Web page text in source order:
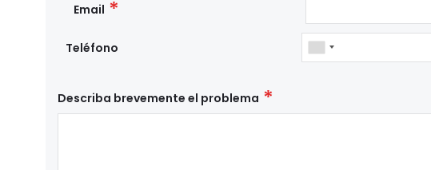
Email
Teléfono
Describa brevemente el problema